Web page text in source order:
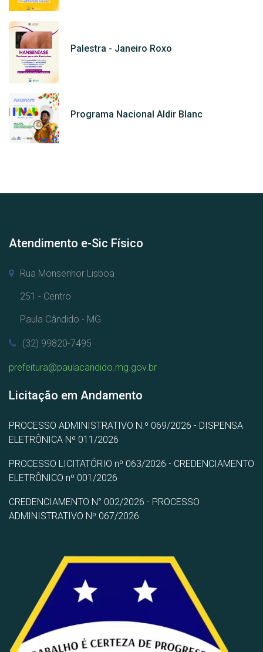
Palestra - Janeiro Roxo
Programa Nacional Aldir Blanc
Atendimento e-Sic Físico
Rua Monsenhor Lisboa
251 - Centro
Paula Cândido - MG
(32) 99820-7495
prefeitura@paulacandido.mg.gov.br
Licitação em Andamento
PROCESSO ADMINISTRATIVO N.º 069/2026 - DISPENSA
ELETRÔNICA Nº 011/2026
PROCESSO LICITATÓRIO nº 063/2026 - CREDENCIAMENTO
ELETRÔNICO nº 001/2026
CREDENCIAMENTO N° 002/2026 - PROCESSO
ADMINISTRATIVO Nº 067/2026